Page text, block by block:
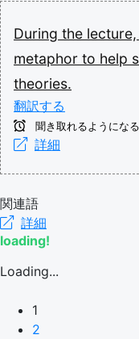
During the lecture,
metaphor to help
theories.
翻訳する
聞き取れるようになる
詳細
関連語
詳細
loading!
Loading...
1
2